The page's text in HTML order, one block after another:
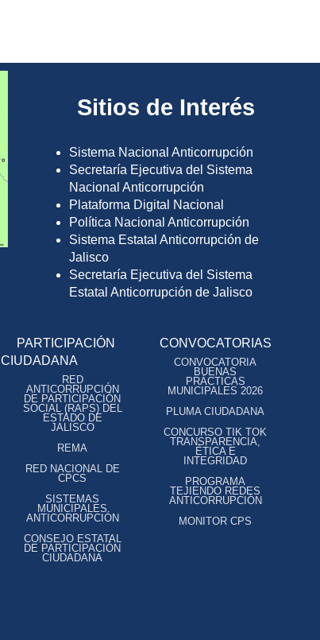
Sitios de Interés
Sistema Nacional Anticorrupción
Secretaría Ejecutiva del Sistema
Nacional Anticorrupción
Plataforma Digital Nacional
Política Nacional Anticorrupción
Sistema Estatal Anticorrupción de
Jalisco
Secretaría Ejecutiva del Sistema
Estatal Anticorrupción de Jalisco
PARTICIPACIÓN
CIUDADANA
RED
ANTICORRUPCIÓN
DE PARTICIPACIÓN
SOCIAL (RAPS) DEL
ESTADO DE
JALISCO
REMA
RED NACIONAL DE
CPCS
SISTEMAS
MUNICIPALES
ANTICORRUPCIÓN
CONSEJO ESTATAL
DE PARTICIPACIÓN
CIUDADANA
CONVOCATORIAS
CONVOCATORIA
BUENAS
PRÁCTICAS
MUNICIPALES 2026
PLUMA CIUDADANA
CONCURSO TIK TOK
TRANSPARENCIA,
ÉTICA E
INTEGRIDAD
PROGRAMA
TEJIENDO REDES
ANTICORRUPCIÓN
MONITOR CPS